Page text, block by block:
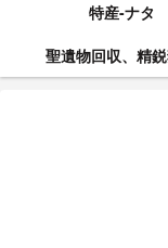
特産-ナタ
聖遺物回収、精